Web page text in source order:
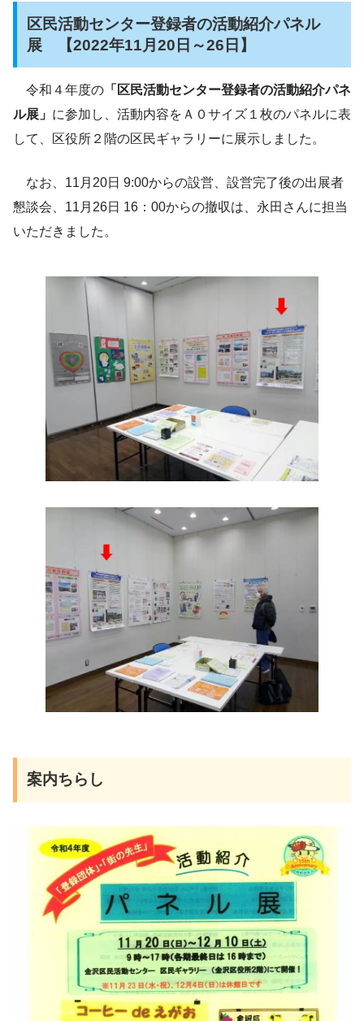
区民活動センター登録者の活動紹介パネル
展 【2022年11月20日～26日】
令和４年度の 「区民活動センター登録者の活動紹介パネ
ル展」 に参加し、活動内容をＡ０サイズ１枚のパネルに表
して、区役所２階の区民ギャラリーに展示しました。
なお、11月20日 9:00からの設営、設営完了後の出展者
懇談会、11月26日 16：00からの撤収は、永田さんに担当
いただきました。
案内ちらし